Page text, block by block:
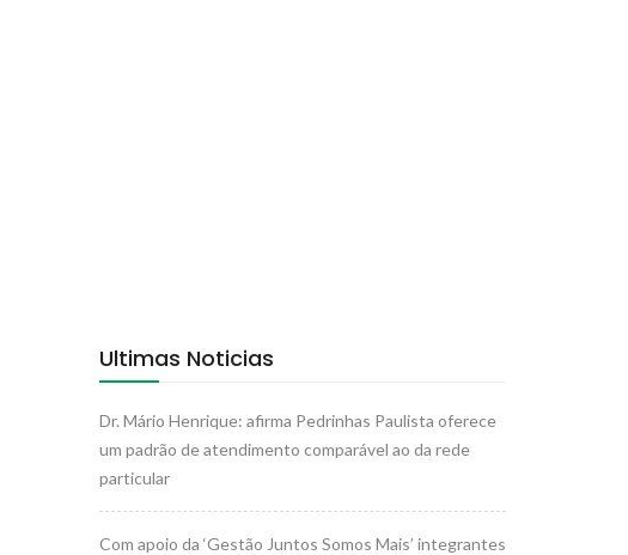
Ultimas Noticias
Dr. Mário Henrique: afirma Pedrinhas Paulista oferece
um padrão de atendimento comparável ao da rede
particular
Com apoio da ‘Gestão Juntos Somos Mais’ integrantes